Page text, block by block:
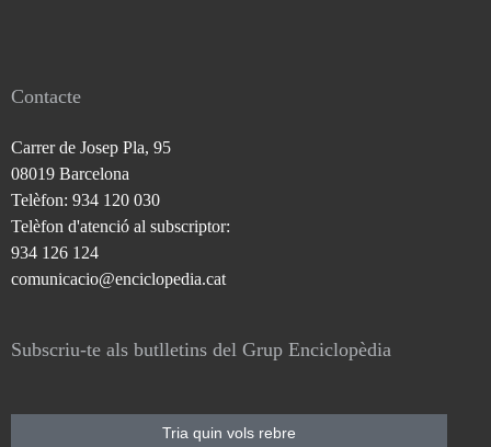
Contacte
Carrer de Josep Pla, 95
08019 Barcelona
Telèfon: 934 120 030
Telèfon d'atenció al subscriptor:
934 126 124
comunicacio@enciclopedia.cat
Subscriu-te als butlletins del Grup Enciclopèdia
Tria quin vols rebre